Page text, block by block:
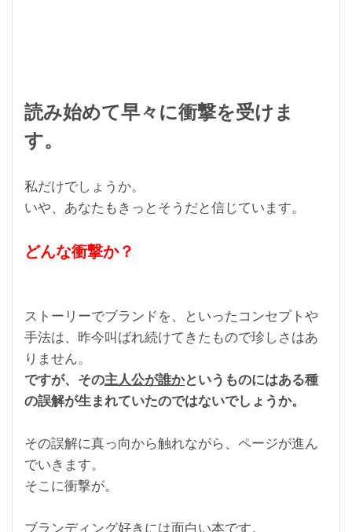
読み始めて早々に衝撃を受けま
す。
私だけでしょうか。
いや、あなたもきっとそうだと信じています。
どんな衝撃か？
ストーリーでブランドを、といったコンセプトや
手法は、昨今叫ばれ続けてきたもので珍しさはあ
りません。
ですが、その主人公が誰かというものにはある種
の誤解が生まれていたのではないでしょうか。
その誤解に真っ向から触れながら、ページが進ん
でいきます。
そこに衝撃が。
ブランディング好きには面白い本です。